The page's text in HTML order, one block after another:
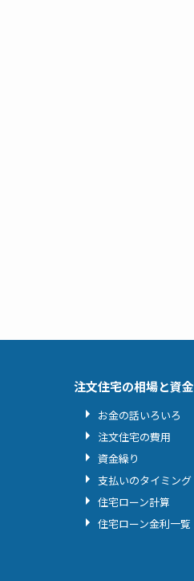
注文住宅の相場と資金
お金の話いろいろ
注文住宅の費用
資金繰り
支払いのタイミング
住宅ローン計算
住宅ローン金利一覧